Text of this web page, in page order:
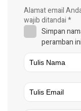
Alamat email
wajib ditandai*
Simpan
peramban